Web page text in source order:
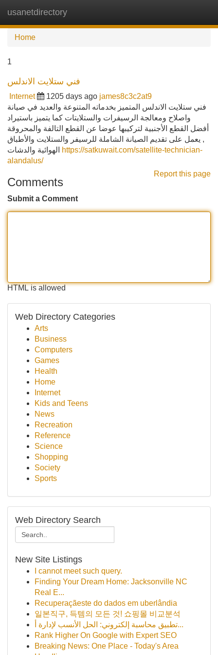
usanetdirectory
Home
1
فني ستلايت الاندلس
Internet 1205 days ago james8c3c2at9
فني ستلايت الاندلس المتميز بخدماته المتنوعة والعديد في صيانة
واصلاح ومعالجة الرسيفرات والستلايتات كما يتميز باستيراد
أفضل القطع الأجنبية لتركيبها عوضا عن القطع التالفة والمحروقة
, يعمل على تقديم الصيانة الشاملة للرسيفر والستلايت والأطباق
https://satkuwait.com/satellite-technician-
alandalus/
Report this page
Comments
Submit a Comment
HTML is allowed
Web Directory Categories
Arts
Business
Computers
Games
Health
Home
Internet
Kids and Teens
News
Recreation
Reference
Science
Shopping
Society
Sports
Web Directory Search
New Site Listings
I cannot meet such query.
Finding Your Dream Home: Jacksonville NC
Real E...
Recuperaçãeste do dados em uberlândia
일본직구, 득템의 모든 것! 쇼핑몰 비교분석
تطبيق محاسبة إلكتروني: الحل الأنسب لإدارة أ...
Rank Higher On Google with Expert SEO
Breaking News: One Place - Today's Area